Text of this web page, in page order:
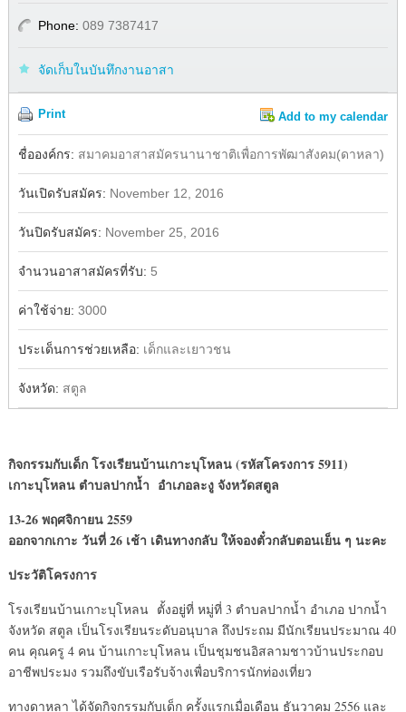
Phone: 089 7387417
จัดเก็บในบันทึกงานอาสา
Print Add to my calendar
Facebook
ชื่อองค์กร: สมาคมอาสาสมัครนานาชาติเพื่อการพัฒาสังคม(ดาหลา)
วันเปิดรับสมัคร: November 12, 2016
วันปิดรับสมัคร: November 25, 2016
จำนวนอาสาสมัครที่รับ: 5
ค่าใช้จ่าย: 3000
ประเด็นการช่วยเหลือ: เด็กและเยาวชน
จังหวัด: สตูล
กิจกรรมกับเด็ก โรงเรียนบ้านเกาะบุโหลน (รหัสโครงการ 5911)
เกาะบุโหลน ตำบลปากน้ำ อำเภอละงู จังหวัดสตูล
13-26 พฤศจิกายน 2559
ออกจากเกาะ วันที่ 26 เช้า เดินทางกลับ ให้จองตั๋วกลับตอนเย็น ๆ นะคะ
ประวัติโครงการ
โรงเรียนบ้านเกาะบุโหลน ตั้งอยู่ที่ หมู่ที่ 3 ตำบลปากน้ำ อำเภอ ปากน้ำ
จังหวัด สตูล เป็นโรงเรียนระดับอนุบาล ถึงประถม มีนักเรียนประมาณ 40
คน คุณครู 4 คน บ้านเกาะบุโหลน เป็นชุมชนอิสลามชาวบ้านประกอบ
อาชีพประมง รวมถึงขับเรือรับจ้างเพื่อบริการนักท่องเที่ยว
ทางดาหลา ได้จัดกิจกรรมกับเด็ก ครั้งแรกเมื่อเดือน ธันวาคม 2556 และ